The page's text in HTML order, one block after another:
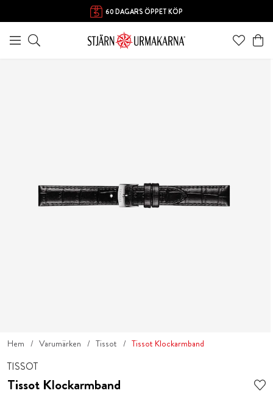
60 DAGARS ÖPPET KÖP
Hem Varumärken Tissot Tissot Klockarmband
TISSOT
Tissot Klockarmband